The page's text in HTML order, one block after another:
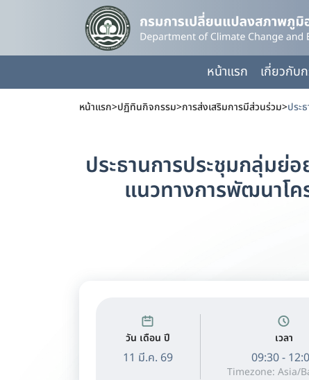
หน้าแรก เกี่ยวกับ
หน้าแรก>ปฏิทินกิจกรรม>การส่งเสริมการมีส่วนร่วม>
ประธานการประชุมกลุ่มย่
แนวทางการพัฒนาโ
วัน เดือน ปี
11 มี.ค. 69
เวลา
09:30 -
Timezone: Asia/